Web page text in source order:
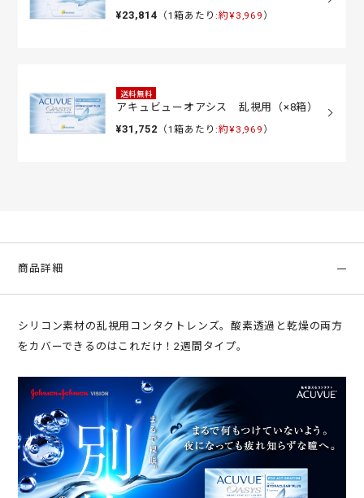
¥23,814 （1箱あたり:約¥3,969 ）
送料無料
アキュビューオアシス 乱視用（×8箱）
¥31,752 （1箱あたり:約¥3,969 ）
商品詳細
シリコン素材の乱視用コンタクトレンズ。酸素透過と乾燥の両方
をカバーできるのはこれだけ！2週間タイプ。